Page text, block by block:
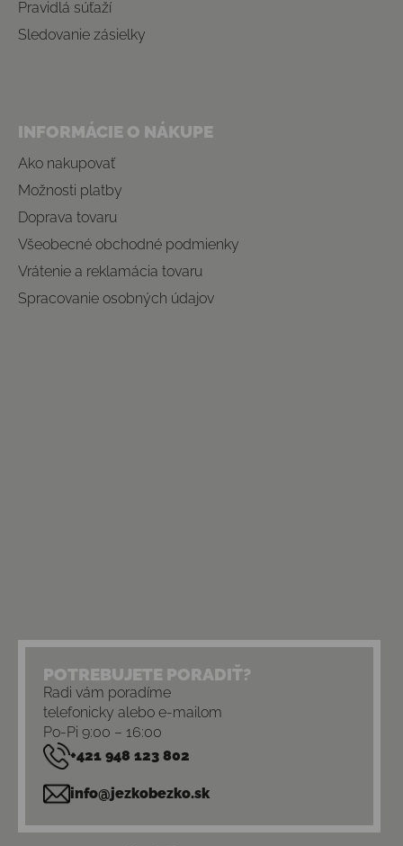
Pravidlá súťaží
Sledovanie zásielky
INFORMÁCIE O NÁKUPE
Ako nakupovať
Možnosti platby
Doprava tovaru
Všeobecné obchodné podmienky
Vrátenie a reklamácia tovaru
Spracovanie osobných údajov
POTREBUJETE PORADIŤ?
Radi vám poradíme
telefonicky alebo e-mailom
Po-Pi 9:00 – 16:00
+421 948 123 802
info@jezkobezko.sk